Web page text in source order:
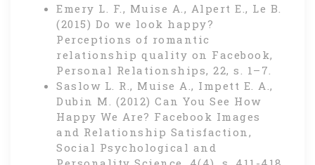
Emery L. F., Muise A., Alpert E., Le B.
(2015) Do we look happy?
Perceptions of romantic
relationship quality on Facebook,
Personal Relationships, 22, s. 1–7.
Saslow L. R., Muise A., Impett E. A.,
Dubin M. (2012) Can You See How
Happy We Are? Facebook Images
and Relationship Satisfaction,
Social Psychological and